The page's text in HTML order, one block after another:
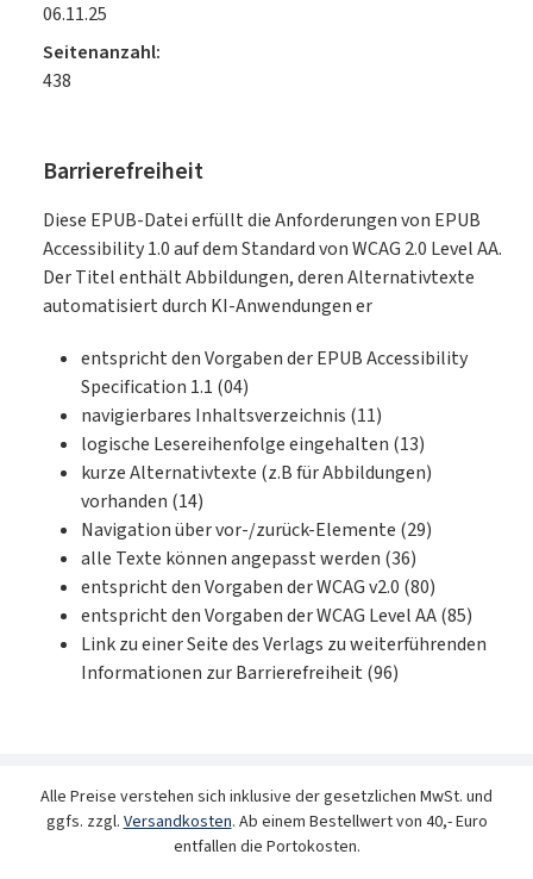
06.11.25
Seitenanzahl:
438
Barrierefreiheit
Diese EPUB-Datei erfüllt die Anforderungen von EPUB
Accessibility 1.0 auf dem Standard von WCAG 2.0 Level AA.
Der Titel enthält Abbildungen, deren Alternativtexte
automatisiert durch KI-Anwendungen er
entspricht den Vorgaben der EPUB Accessibility
Specification 1.1 (04)
navigierbares Inhaltsverzeichnis (11)
logische Lesereihenfolge eingehalten (13)
kurze Alternativtexte (z.B für Abbildungen)
vorhanden (14)
Navigation über vor-/zurück-Elemente (29)
alle Texte können angepasst werden (36)
entspricht den Vorgaben der WCAG v2.0 (80)
entspricht den Vorgaben der WCAG Level AA (85)
Link zu einer Seite des Verlags zu weiterführenden
Informationen zur Barrierefreiheit (96)
Alle Preise verstehen sich inklusive der gesetzlichen MwSt. und
ggfs. zzgl.Versandkosten. Ab einem Bestellwert von 40,- Euro
entfallen die Portokosten.